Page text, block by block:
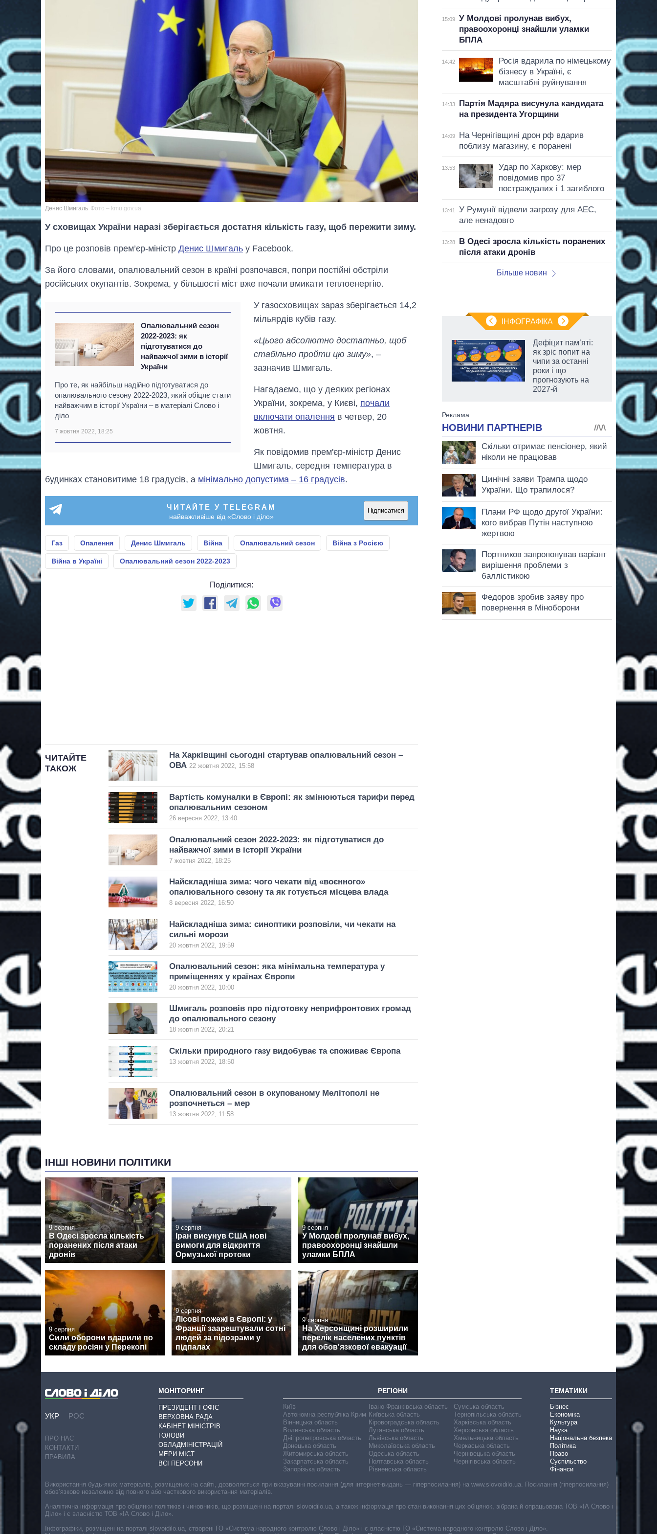
Денис Шмигаль Фото – kmu.gov.ua
У сховищах України наразі зберігається достатня кількість газу, щоб пережити зиму.
Про це розповів прем’єр-міністр Денис Шмигаль у Facebook.
За його словами, опалювальний сезон в країні розпочався, попри постійні обстріли
російських окупантів. Зокрема, у більшості міст вже почали вмикати теплоенергію.
Опалювальний сезон
2022-2023: як
підготуватися до
найважчої зими в історії
України
Про те, як найбільш надійно підготуватися до
опалювального сезону 2022-2023, який обіцяє стати
найважчим в історії України – в матеріалі Слово і
діло
7 жовтня 2022, 18:25
У газосховищах зараз зберігається 14,2
мільярдів кубів газу.
«Цього абсолютно достатньо, щоб
стабільно пройти цю зиму», –
зазначив Шмигаль.
Нагадаємо, що у деяких регіонах
України, зокрема, у Києві, почали
включати опалення в четвер, 20
жовтня.
Як повідомив прем'єр-міністр Денис
Шмигаль, середня температура в
будинках становитиме 18 градусів, а мінімально допустима – 16 градусів.
ЧИТАЙТЕ У TELEGRAM
найважливіше від «Слово і діло»
Підписатися
Газ Опалення Денис Шмигаль Війна Опалювальний сезон Війна з Росією
Війна в Україні Опалювальний сезон 2022-2023
Поділитися:
ЧИТАЙТЕ
ТАКОЖ
На Харківщині сьогодні стартував опалювальний сезон –
ОВА 22 жовтня 2022, 15:58
Вартість комуналки в Європі: як змінюються тарифи перед
опалювальним сезоном
26 вересня 2022, 13:40
Опалювальний сезон 2022-2023: як підготуватися до
найважчої зими в історії України
7 жовтня 2022, 18:25
Найскладніша зима: чого чекати від «воєнного»
опалювального сезону та як готується місцева влада
8 вересня 2022, 16:50
Найскладніша зима: синоптики розповіли, чи чекати на
сильні морози
20 жовтня 2022, 19:59
Опалювальний сезон: яка мінімальна температура у
приміщеннях у країнах Європи
20 жовтня 2022, 10:00
Шмигаль розповів про підготовку неприфронтових громад
до опалювального сезону
18 жовтня 2022, 20:21
Скільки природного газу видобуває та споживає Європа
13 жовтня 2022, 18:50
Опалювальний сезон в окупованому Мелітополі не
розпочнеться – мер
13 жовтня 2022, 11:58
ІНШІ НОВИНИ ПОЛІТИКИ
9 серпня
В Одесі зросла кількість
поранених після атаки
дронів
9 серпня
Іран висунув США нові
вимоги для відкриття
Ормузької протоки
9 серпня
У Молдові пролунав вибух,
правоохоронці знайшли
уламки БПЛА
9 серпня
Сили оборони вдарили по
складу росіян у Перекопі
9 серпня
Лісові пожежі в Європі: у
Франції заарештували сотні
людей за підозрами у
підпалах
9 серпня
На Херсонщині розширили
перелік населених пунктів
для обов'язкової евакуації
15:09
У Молдові пролунав вибух,
правоохоронці знайшли уламки
БПЛА
14:42
Росія вдарила по німецькому
бізнесу в Україні, є
масштабні руйнування
14:33
Партія Мадяра висунула кандидата
на президента Угорщини
14:09
На Чернігівщині дрон рф вдарив
поблизу магазину, є поранені
13:53
Удар по Харкову: мер
повідомив про 37
постраждалих і 1 загиблого
13:41
У Румунії відвели загрозу для АЕС,
але ненадовго
13:28
В Одесі зросла кількість поранених
після атаки дронів
Більше новин
ІНФОГРАФІКА
Скільки картоплі
вирощували в
Україні до і під час
Дефіцит пам’яті:
як зріс попит на
чипи за останні
роки і що
прогнозують на
2027-й
УКР РОС
ПРО НАС
КОНТАКТИ
ПРАВИЛА
МОНІТОРИНГ
ПРЕЗИДЕНТ І ОФІС
ВЕРХОВНА РАДА
КАБІНЕТ МІНІСТРІВ
ГОЛОВИ
ОБЛАДМІНІСТРАЦІЙ
МЕРИ МІСТ
ВСІ ПЕРСОНИ
РЕГІОНИ
Київ
Автономна республіка Крим
Вінницька область
Волинська область
Дніпропетровська область
Донецька область
Житомирська область
Закарпатська область
Запорізька область
Івано-Франківська область
Київська область
Кіровоградська область
Луганська область
Львівська область
Миколаївська область
Одеська область
Полтавська область
Рівненська область
Сумська область
Тернопільська область
Харківська область
Херсонська область
Хмельницька область
Черкаська область
Чернівецька область
Чернігівська область
ТЕМАТИКИ
Бізнес
Економіка
Культура
Наука
Національна безпека
Політика
Право
Суспільство
Фінанси
Використання будь-яких матеріалів, розміщених на сайті, дозволяється при вказуванні посилання (для інтернет-видань — гіперпосилання) на www.slovoidilo.ua. Посилання (гіперпосилання)
обов’язкове незалежно від повного або часткового використання матеріалів.
Аналітична інформація про обіцянки політиків і чиновників, що розміщені на порталі slovoidilo.ua, а також інформація про стан виконання цих обіцянок, зібрана й опрацьована ТОВ «ІА Слово і
Діло» і є власністю ТОВ «ІА Слово і Діло».
Інфографіки, розміщені на порталі slovoidilo.ua, створені ГО «Система народного контролю Слово і Діло» і є власністю ГО «Система народного контролю Слово і Діло».